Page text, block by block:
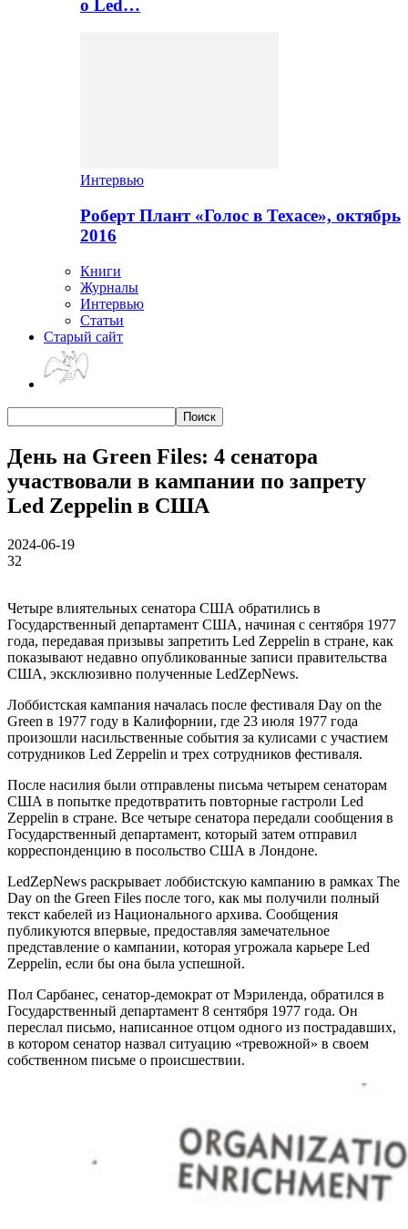
о Led…
Интервью
Роберт Плант «Голос в Техасе», октябрь
2016
Книги
Журналы
Интервью
Статьи
Старый сайт
День на Green Files: 4 сенатора
участвовали в кампании по запрету
Led Zeppelin в США
2024-06-19
32
Четыре влиятельных сенатора США обратились в
Государственный департамент США, начиная с сентября 1977
года, передавая призывы запретить Led Zeppelin в стране, как
показывают недавно опубликованные записи правительства
США, эксклюзивно полученные LedZepNews.
Лоббистская кампания началась после фестиваля Day on the
Green в 1977 году в Калифорнии, где 23 июля 1977 года
произошли насильственные события за кулисами с участием
сотрудников Led Zeppelin и трех сотрудников фестиваля.
После насилия были отправлены письма четырем сенаторам
США в попытке предотвратить повторные гастроли Led
Zeppelin в стране. Все четыре сенатора передали сообщения в
Государственный департамент, который затем отправил
корреспонденцию в посольство США в Лондоне.
LedZepNews раскрывает лоббистскую кампанию в рамках The
Day on the Green Files после того, как мы получили полный
текст кабелей из Национального архива. Сообщения
публикуются впервые, предоставляя замечательное
представление о кампании, которая угрожала карьере Led
Zeppelin, если бы она была успешной.
Пол Сарбанес, сенатор-демократ от Мэриленда, обратился в
Государственный департамент 8 сентября 1977 года. Он
переслал письмо, написанное отцом одного из пострадавших,
в котором сенатор назвал ситуацию «тревожной» в своем
собственном письме о происшествии.